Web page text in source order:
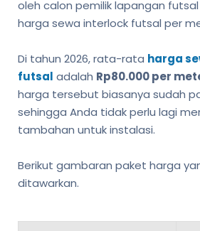
oleh calon pemilik lapangan
harga sewa interlock futsal per
Di tahun 2026, rata-rata harga
futsal adalah Rp80.000 per
harga tersebut biasanya sudah
sehingga Anda tidak perlu lagi
tambahan untuk instalasi.
Berikut gambaran paket harga
ditawarkan.